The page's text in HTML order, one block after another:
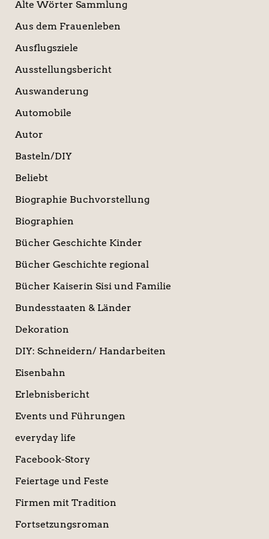
Alte Wörter Sammlung
Aus dem Frauenleben
Ausflugsziele
Ausstellungsbericht
Auswanderung
Automobile
Autor
Basteln/DIY
Beliebt
Biographie Buchvorstellung
Biographien
Bücher Geschichte Kinder
Bücher Geschichte regional
Bücher Kaiserin Sisi und Familie
Bundesstaaten & Länder
Dekoration
DIY: Schneidern/ Handarbeiten
Eisenbahn
Erlebnisbericht
Events und Führungen
everyday life
Facebook-Story
Feiertage und Feste
Firmen mit Tradition
Fortsetzungsroman